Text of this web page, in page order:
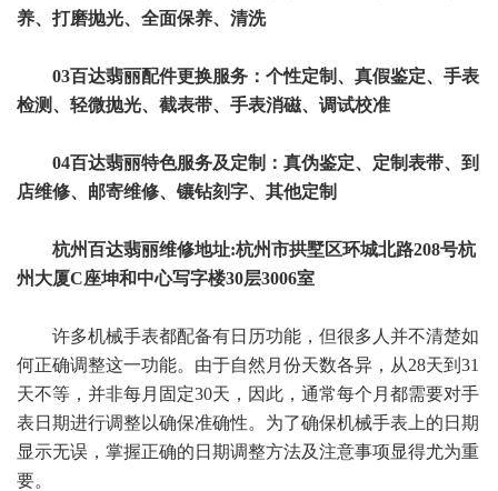
养、打磨抛光、全面保养、清洗
03百达翡丽配件更换服务：个性定制、真假鉴定、手表
检测、轻微抛光、截表带、手表消磁、调试校准
04百达翡丽特色服务及定制：真伪鉴定、定制表带、到
店维修、邮寄维修、镶钻刻字、其他定制
杭州百达翡丽维修地址:杭州市拱墅区环城北路208号杭
州大厦C座坤和中心写字楼30层3006室
许多机械手表都配备有日历功能，但很多人并不清楚如
何正确调整这一功能。由于自然月份天数各异，从28天到31
天不等，并非每月固定30天，因此，通常每个月都需要对手
表日期进行调整以确保准确性。为了确保机械手表上的日期
显示无误，掌握正确的日期调整方法及注意事项显得尤为重
要。